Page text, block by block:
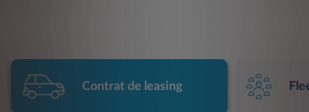
Contrat de leasing